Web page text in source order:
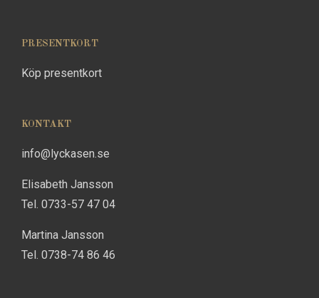
PRESENTKORT
Köp presentkort
KONTAKT
info@lyckasen.se
Elisabeth Jansson
Tel. 0733-57 47 04
Martina Jansson
Tel. 0738-74 86 46